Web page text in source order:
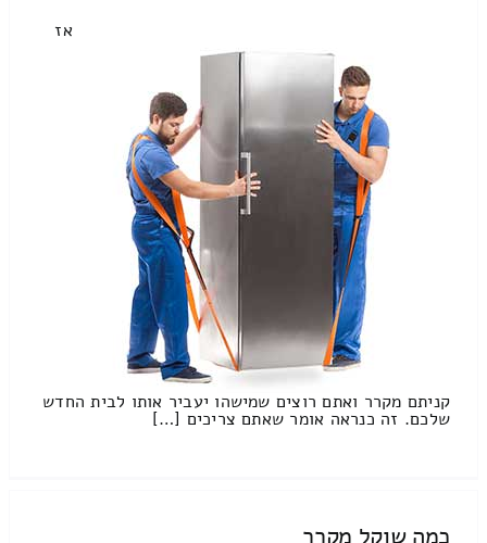
אז
קניתם מקרר ואתם רוצים שמישהו יעביר אותו לבית החדש
שלכם. זה כנראה אומר שאתם צריכים […]
כמה שוקל מקרר